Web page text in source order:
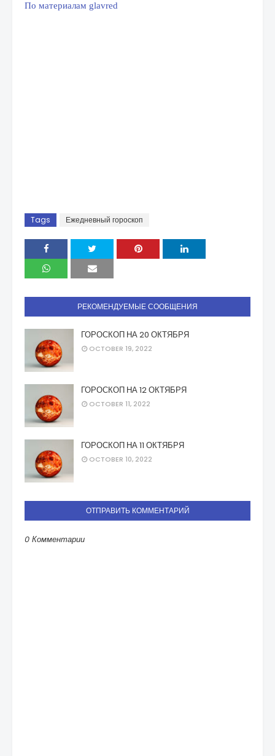
По материалам glavred
Tags Ежедневный гороскоп
РЕКОМЕНДУЕМЫЕ СООБЩЕНИЯ
ГОРОСКОП НА 20 ОКТЯБРЯ
OCTOBER 19, 2022
ГОРОСКОП НА 12 ОКТЯБРЯ
OCTOBER 11, 2022
ГОРОСКОП НА 11 ОКТЯБРЯ
OCTOBER 10, 2022
ОТПРАВИТЬ КОММЕНТАРИЙ
0 Комментарии